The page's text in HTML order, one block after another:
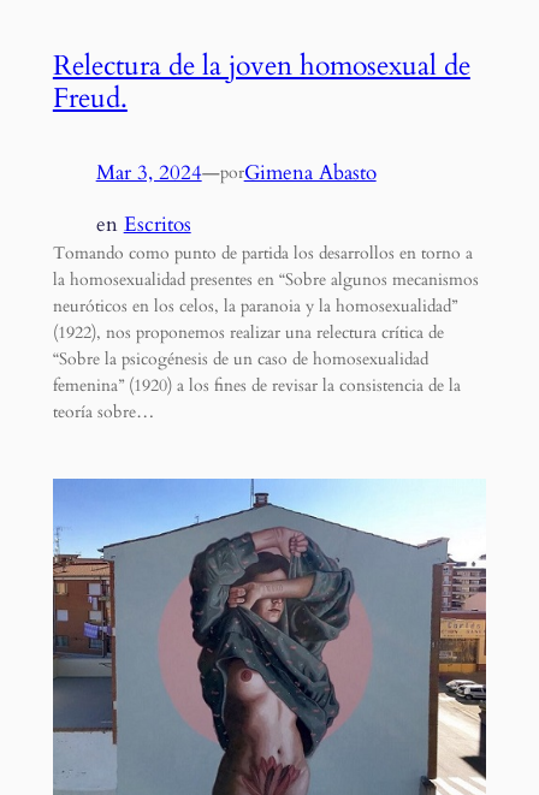
Relectura de la joven homosexual de
Freud.
Mar 3, 2024—porGimena Abasto
en Escritos
Tomando como punto de partida los desarrollos en torno a
la homosexualidad presentes en “Sobre algunos mecanismos
neuróticos en los celos, la paranoia y la homosexualidad”
(1922), nos proponemos realizar una relectura crítica de
“Sobre la psicogénesis de un caso de homosexualidad
femenina” (1920) a los fines de revisar la consistencia de la
teoría sobre…